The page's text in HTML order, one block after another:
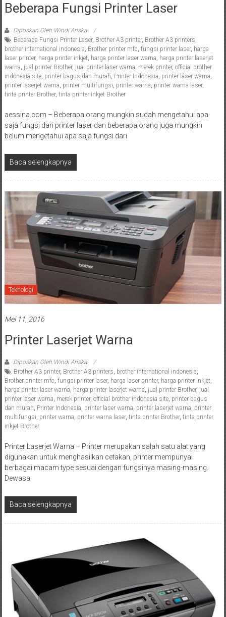
Beberapa Fungsi Printer Laser
Diposkan Oleh:Windi Ariska
Beberapa Fungsi Printer Laser, Brother A3 printer, Brother A3 printers,
brother international indonesia, Brother printer mfc, fungsi printer laser, harga
laser printer, harga printer inkjet, harga printer laser warna, harga printer laserjet
warna, jual printer Brother, jual printer laser warna, merek printer, official brother
indonesia site, printer bagus dan murah, Printer Indonesia, printer laser warna,
printer laserjet warna, printer multifungsi, printer warna, printer warna laser,
tinta printer Brother, tinta printer inkjet Brother
aessina.com – Beberapa orang mungkin sudah mengetahui apa
saja fungsi dari printer laser dan beberapa orang juga mungkin
belum mengetahui apa saja fungsi dari
Baca selengkapnya
Teknologi
Mei 11, 2016
Printer Laserjet Warna
Diposkan Oleh:Windi Ariska
Brother A3 printer, Brother A3 printers, brother international indonesia,
Brother printer mfc, fungsi printer laser, harga laser printer, harga printer inkjet,
harga printer laser warna, harga printer laserjet warna, jual printer Brother, jual
printer laser warna, merek printer, official brother indonesia site, printer bagus
dan murah, Printer Indonesia, printer laser warna, printer laserjet warna, printer
multifungsi, printer warna, printer warna laser, tinta printer Brother, tinta printer
inkjet Brother
Printer Laserjet Warna – Printer merupakan salah satu alat yang
digunakan untuk menghasilkan cetakan, printer mempunyai
berbagai macam type sesuai dengan fungsinya masing-masing.
Dewasa
Baca selengkapnya